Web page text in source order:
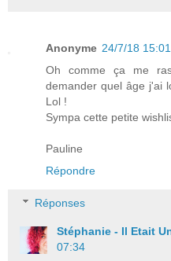
Anonyme 24/7/18 15:01
Oh comme ça me
demander quel âge j'ai
Lol !
Sympa cette petite
Pauline
Répondre
Réponses
Stéphanie - Il Etait
07:34